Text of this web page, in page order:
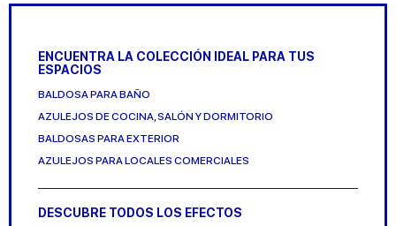
ENCUENTRA LA COLECCIÓN IDEAL PARA TUS
ESPACIOS
BALDOSA PARA BAÑO
AZULEJOS DE COCINA, SALÓN Y DORMITORIO
BALDOSAS PARA EXTERIOR
AZULEJOS PARA LOCALES COMERCIALES
DESCUBRE TODOS LOS EFECTOS